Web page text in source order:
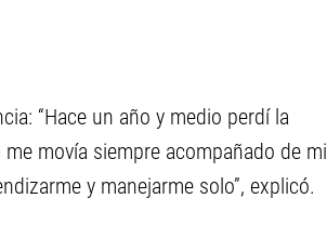
“Hace un año y medio perdí la
movía siempre acompañado de mi
y manejarme solo”, explicó.